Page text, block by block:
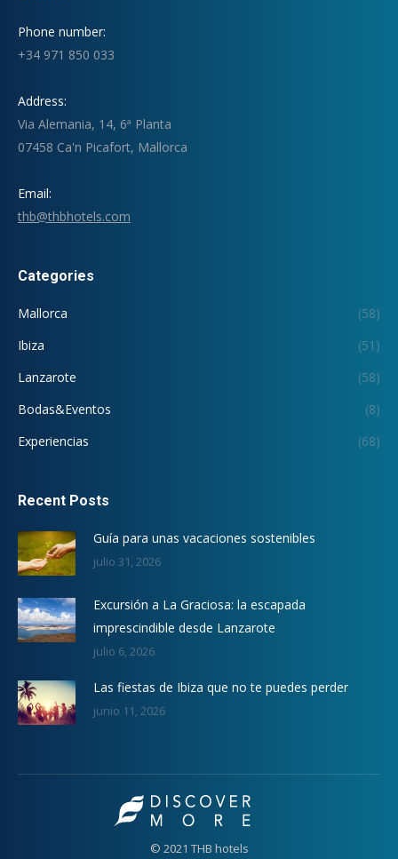
Phone number:
+34 971 850 033
Address:
Via Alemania, 14, 6ª Planta
07458 Ca'n Picafort, Mallorca
Email:
thb@thbhotels.com
Categories
Mallorca
(58)
Ibiza
(51)
Lanzarote
(58)
Bodas&Eventos
(8)
Experiencias
(68)
Recent Posts
Guía para unas vacaciones sostenibles
julio 31, 2026
Excursión a La Graciosa: la escapada
imprescindible desde Lanzarote
julio 6, 2026
Las fiestas de Ibiza que no te puedes perder
junio 11, 2026
© 2021 THB hotels